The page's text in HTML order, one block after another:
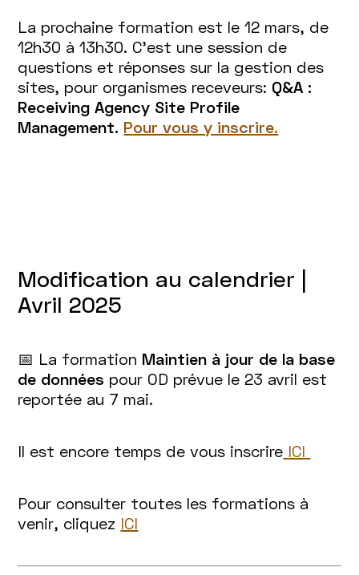
La prochaine formation est le 12 mars, de
12h30 à 13h30. C'est une session de
questions et réponses sur la gestion des
sites, pour organismes receveurs: Q&A :
Receiving Agency Site Profile
Management. Pour vous y inscrire.
Modification au calendrier |
Avril 2025
📅 La formation Maintien à jour de la base
de données pour OD prévue le 23 avril est
reportée au 7 mai.
Il est encore temps de vous inscrire ICI
Pour consulter toutes les formations à
venir, cliquez ICI